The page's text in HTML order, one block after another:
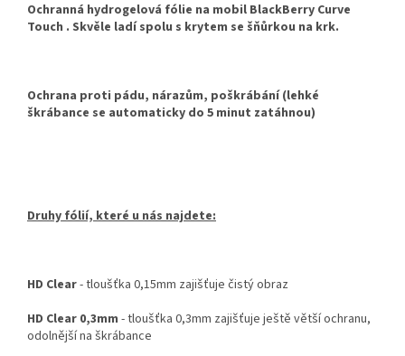
Ochranná hydrogelová fólie na mobil BlackBerry Curve
Touch . Skvěle ladí spolu s krytem se šňůrkou na krk.
Ochrana proti pádu, nárazům, poškrábání (lehké
škrábance se automaticky do 5 minut zatáhnou)
Druhy fólií, které u nás najdete:
HD Clear- tloušťka 0,15mm zajišťuje čistý obraz
HD Clear 0,3mm - tloušťka 0,3mm zajišťuje ještě větší ochranu,
odolnější na škrábance